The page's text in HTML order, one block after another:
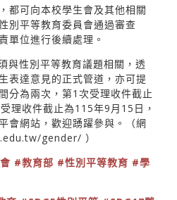
都可向本校學生會及其他相關
別平等教育委員會通過審查
單位進行後續處理。
與性別平等教育議題相關，透
表達意見的正式管道，亦可提
分為兩次，第1次受理收件截止
理收件截止為115年9月15日，
會網站，歡迎踴躍參與。（網
gender/ ）
#教育部 #性別平等教育 #學